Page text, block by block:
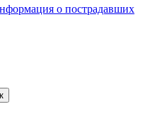
о пострадавших